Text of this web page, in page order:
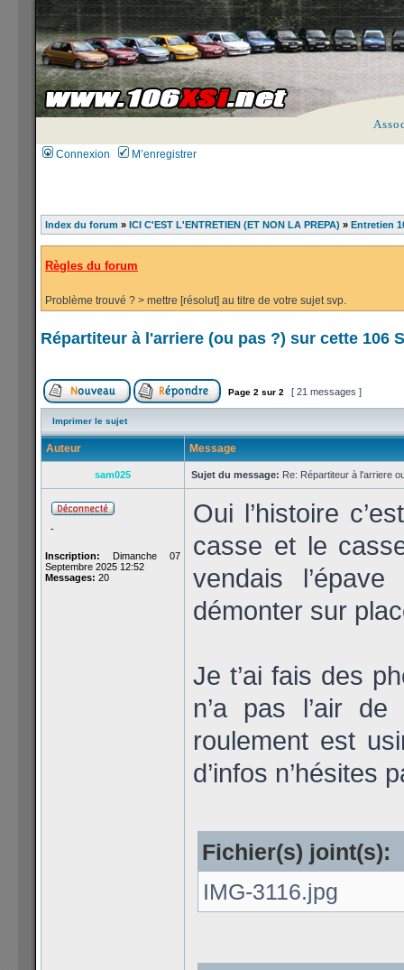
Connexion M’enregistrer
Index du forum » ICI C'EST L'ENTRETIEN (ET NON LA PREPA) » Entretien
Règles du forum
Problème trouvé ? > mettre [résolut] au titre de votre sujet svp.
Répartiteur à l'arriere (ou pas ?) sur cette 106
Page 2 sur 2 [ 21 messages ]
Imprimer le sujet
Auteur Message
sam025 Sujet du message: Re: Répartiteur à l'arriere
-
Inscription: Dimanche 07
Septembre 2025 12:52
Messages: 20
Oui l’histoire
casse et le
vendais
démonter sur
Je t’ai fais des
n’a pas l’air
roulement est
d’infos n’hésites
Fichier(s) joint(s):
IMG-3116.jpg